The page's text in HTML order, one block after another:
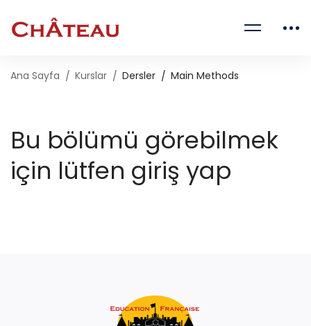
Ana Sayfa Kurslar Dersler Main Methods
Bu bölümü görebilmek
için lütfen giriş yap